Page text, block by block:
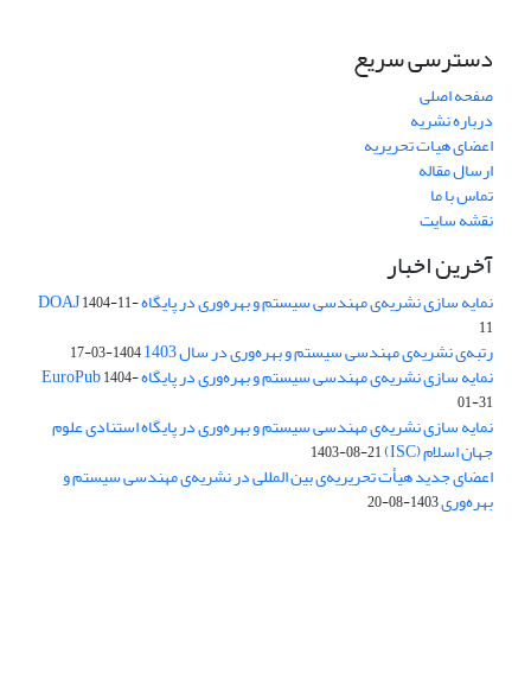
دسترسی سریع
صفحه اصلی
درباره نشریه
اعضای هیات تحریریه
ارسال مقاله
تماس با ما
نقشه سایت
آخرین اخبار
نمایه سازی نشریه‌ی مهندسی سیستم و بهره‌وری در پایگاه DOAJ1404-11-
11
رتبه‌ی نشریه‌ی مهندسی سیستم و بهره‌وری در سال 1403 1404-03-17
نمایه سازی نشریه‌ی مهندسی سیستم و بهره‌وری در پایگاه EuroPub1404-
01-31
نمایه سازی نشریه‌ی مهندسی سیستم و بهره‌وری در پایگاه استنادی علوم
جهان اسلام (ISC) 1403-08-21
اعضای جدید هیأت تحریریه‌ی بین المللی در نشریه‌ی مهندسی سیستم و
بهره‌وری1403-08-20